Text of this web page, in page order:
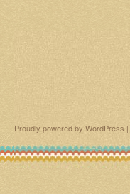
Proudly powered by WordPress |